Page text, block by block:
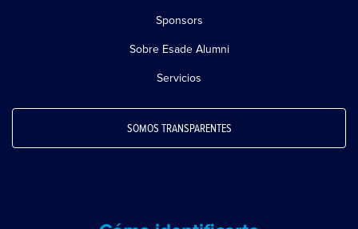
Sponsors
Sobre Esade Alumni
Servicios
SOMOS TRANSPARENTES